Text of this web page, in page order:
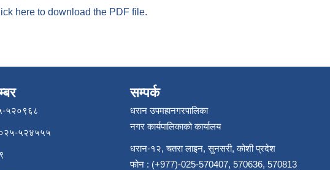
here to download the PDF file.
५२०९६८
०२५-५२४५५५
सम्पर्क
धरान उपमहानगरपालिका
नगर कार्यपालिकाको कार्यालय
धरान-१२, चतरा लाइन, सुनसरी, कोशी प्रदेश
फोन : (+977)-025-570407, 570636, 570813